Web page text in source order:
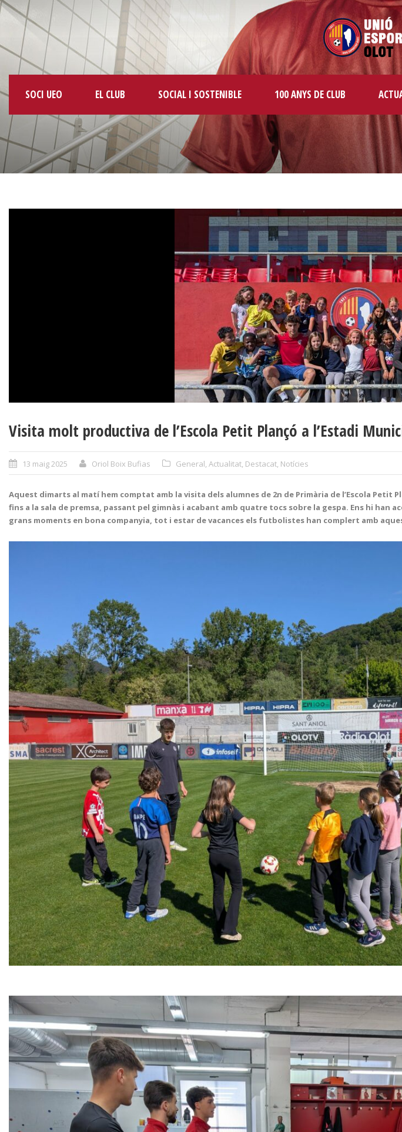
SOCI UEO EL CLUB SOCIAL I SOSTENIBLE 100 ANYS DE CLUB
Visita molt productiva de l’Escola Petit Plançó a l’Estadi
13 maig 2025 Oriol Boix Bufias General Actualitat Destacat Notícies
Aquest dimarts al matí hem comptat amb la visita dels alumnes de 2n de Primària de l’Escola
fins a la sala de premsa, passant pel gimnàs i acabant amb quatre tocs sobre la gespa. Ens hi han
grans moments en bona companyia, tot i estar de vacances els futbolistes han complert amb